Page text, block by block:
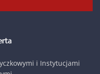
i Instytucjami